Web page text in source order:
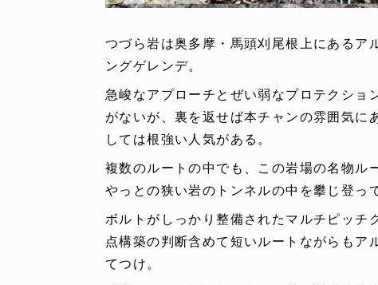
つづら岩は奥多摩・馬頭刈尾根上にあるア
ングゲレンデ。
急峻なアプローチとぜい弱なプロテクショ
がないが、裏を返せば本チャンの雰囲気に
しては根強い人気がある。
複数のルートの中でも、この岩場の名物ル
やっとの狭い岩のトンネルの中を攀じ登っ
ボルトがしっかり整備されたマルチピッチ
点構築の判断含めて短いルートながらもア
てつけ。